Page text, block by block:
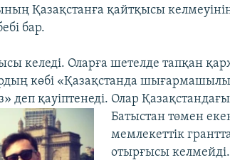
Қазақстанға қайтқысы
бар.
келеді. Оларға шетелде тапқан
көбі «Қазақстанда
деп қауіптенеді. Олар
Батыстан төмен
мемлекеттік
отырғысы келмейді.